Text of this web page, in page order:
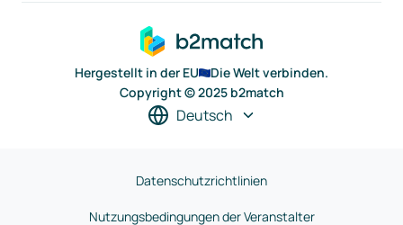
Hergestellt in der EU
Die Welt verbinden.
Copyright © 2025 b2match
Deutsch
Datenschutzrichtlinien
Nutzungsbedingungen der Veranstalter